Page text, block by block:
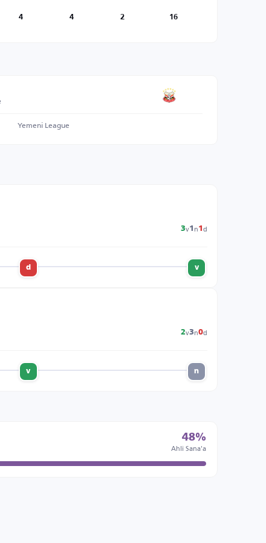
4 4 2 16
Yemeni League
3v1 n1 d
v
d
2v3n0d
n
v
48%
Ahli Sana'a